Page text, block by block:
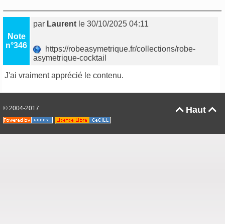
Note
n°346
par Laurent le 30/10/2025 04:11
https://robeasymetrique.fr/collections/robe-
asymetrique-cocktail
J'ai vraiment apprécié le contenu.
Haut 
© 2004-2017